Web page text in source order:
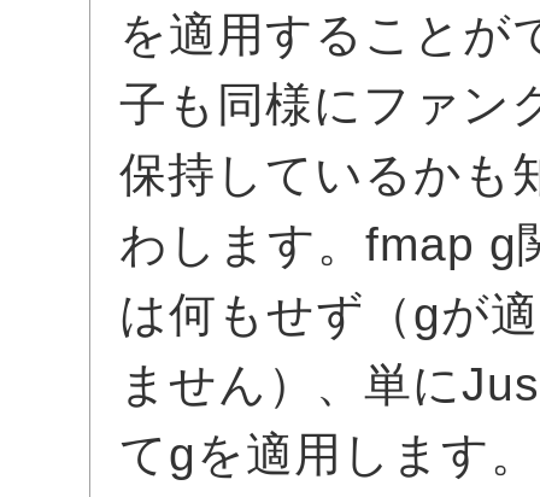
を適用することが
子も同様にファン
保持しているかも
わします。fmap g
は何もせず（gが
ません）、単に
てgを適用します